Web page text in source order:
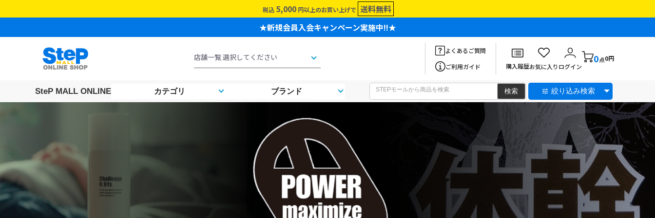
税込 5,000 円以上のお買い上げで 送料無料
★新規会員入会キャンペーン実施中!!★
よくあるご質問
ご利用ガイド
購入履歴お気に入りログイン
0点0円
SteP MALL ONLINE カテゴリ ブランド 絞り込み検索